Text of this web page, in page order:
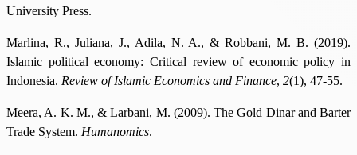
University Press.
Marlina, R., Juliana, J., Adila, N. A., & Robbani, M. B. (2019).
Islamic political economy: Critical review of economic policy in
Indonesia. Review of Islamic Economics and Finance, 2(1), 47-55.
Meera, A. K. M., & Larbani, M. (2009). The Gold Dinar and Barter
Trade System. Humanomics.